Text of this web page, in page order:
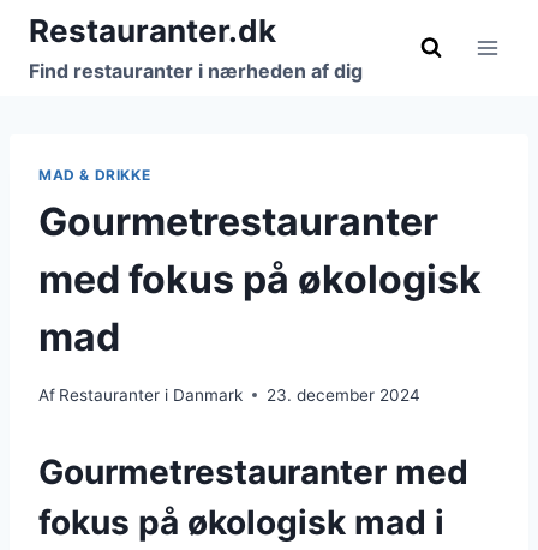
Fortsæt
indhold
Restauranter.dk
Find restauranter i nærheden af dig
MAD & DRIKKE
Gourmetrestauranter
med fokus på økologisk
mad
Af Restauranter i Danmark 23. december 2024
Gourmetrestauranter med
fokus på økologisk mad i